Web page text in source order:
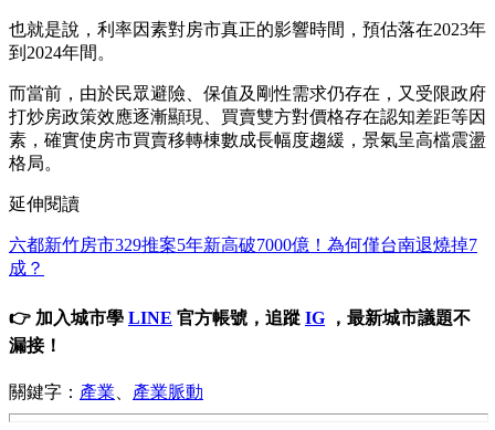
也就是說，利率因素對房市真正的影響時間，預估落在2023年
到2024年間。
而當前，由於民眾避險、保值及剛性需求仍存在，又受限政府
打炒房政策效應逐漸顯現、買賣雙方對價格存在認知差距等因
素，確實使房市買賣移轉棟數成長幅度趨緩，景氣呈高檔震盪
格局。
延伸閱讀
六都新竹房市329推案5年新高破7000億！為何僅台南退燒掉7
成？
👉 加入城市學 LINE 官方帳號，追蹤 IG ，最新城市議題不
漏接！
關鍵字： 產業 產業脈動